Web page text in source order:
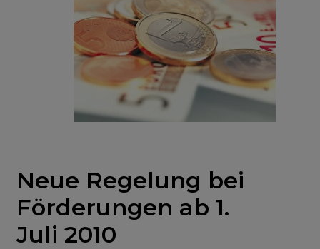
Neue Regelung bei
Förderungen ab 1.
Juli 2010